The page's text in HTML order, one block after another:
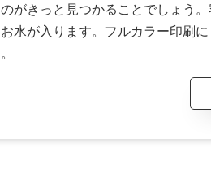
のがきっと見つかることでしょう
水が入ります。フルカラー印刷